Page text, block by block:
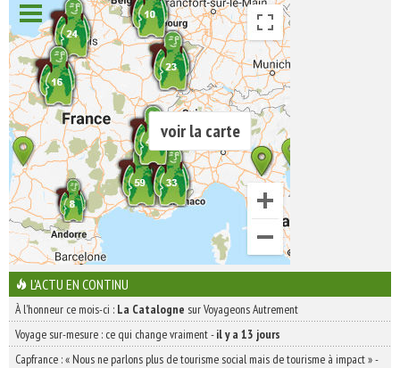
voir la carte
L'ACTU EN CONTINU
À l'honneur ce mois-ci : La Catalogne sur Voyageons Autrement
Voyage sur-mesure : ce qui change vraiment-il y a 13 jours
Capfrance : « Nous ne parlons plus de tourisme social mais de tourisme à impact »-